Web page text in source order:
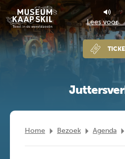
Lees voor
Home Bezoek Agenda